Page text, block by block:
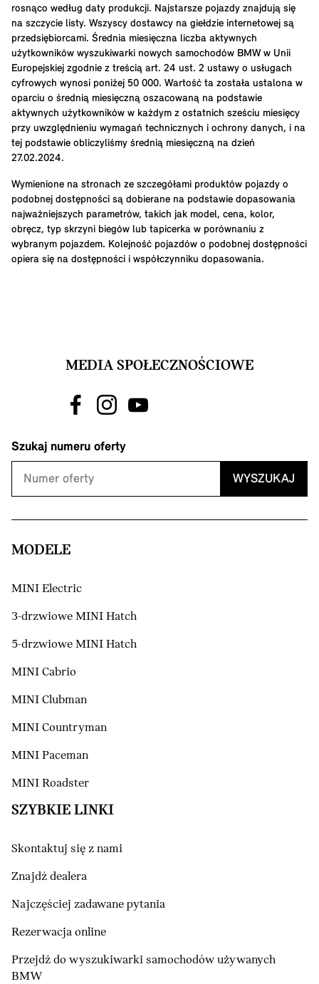
rosnąco według daty produkcji. Najstarsze pojazdy znajdują się
na szczycie listy. Wszyscy dostawcy na giełdzie internetowej są
przedsiębiorcami. Średnia miesięczna liczba aktywnych
użytkowników wyszukiwarki nowych samochodów BMW w Unii
Europejskiej zgodnie z treścią art. 24 ust. 2 ustawy o usługach
cyfrowych wynosi poniżej 50 000. Wartość ta została ustalona w
oparciu o średnią miesięczną oszacowaną na podstawie
aktywnych użytkowników w każdym z ostatnich sześciu miesięcy
przy uwzględnieniu wymagań technicznych i ochrony danych, i na
tej podstawie obliczyliśmy średnią miesięczną na dzień
27.02.2024.
Wymienione na stronach ze szczegółami produktów pojazdy o
podobnej dostępności są dobierane na podstawie dopasowania
najważniejszych parametrów, takich jak model, cena, kolor,
obręcz, typ skrzyni biegów lub tapicerka w porównaniu z
wybranym pojazdem. Kolejność pojazdów o podobnej dostępności
opiera się na dostępności i współczynniku dopasowania.
MEDIA SPOŁECZNOŚCIOWE
Szukaj numeru oferty
WYSZUKAJ
MODELE
MINI Electric
3-drzwiowe MINI Hatch
5-drzwiowe MINI Hatch
MINI Cabrio
MINI Clubman
MINI Countryman
MINI Paceman
MINI Roadster
SZYBKIE LINKI
Skontaktuj się z nami
Znajdź dealera
Najczęściej zadawane pytania
Rezerwacja online
Przejdź do wyszukiwarki samochodów używanych
BMW